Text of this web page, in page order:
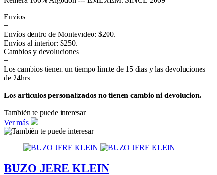
Envíos
+
Envíos dentro de Montevideo: $200.
Envíos al interior: $250.
Cambios y devoluciones
+
Los cambios tienen un tiempo limite de 15 dias y las devoluciones
de 24hrs.
Los artículos personalizados no tienen cambio ni devolucion.
También te puede interesar
Ver más
BUZO JERE KLEIN